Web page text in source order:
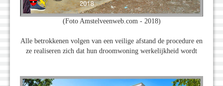
(Foto Amstelveenweb.com - 2018)
Alle betrokkenen volgen van een veilige afstand de procedure en
ze realiseren zich dat hun droomwoning werkelijkheid wordt